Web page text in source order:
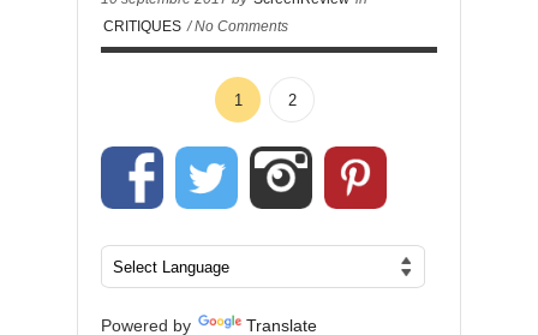
CRITIQUES / No Comments
1 2
Powered by Translate